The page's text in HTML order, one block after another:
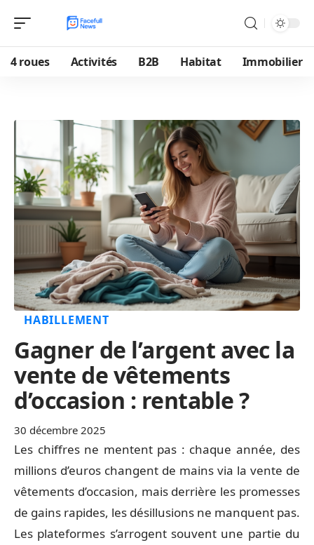
4 roues Activités B2B Habitat Immobilier
HABILLEMENT
Gagner de l’argent avec la
vente de vêtements
d’occasion : rentable ?
30 décembre 2025
Les chiffres ne mentent pas : chaque année, des
millions d’euros changent de mains via la vente de
vêtements d’occasion, mais derrière les promesses
de gains rapides, les désillusions ne manquent pas.
Les plateformes s’arrogent souvent une partie du